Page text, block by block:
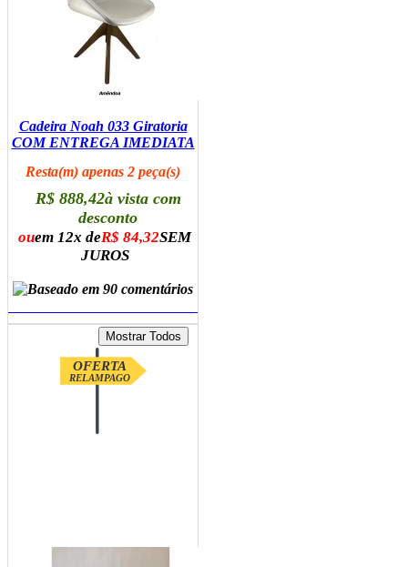
Cadeira Noah 033 Giratoria
COM ENTREGA IMEDIATA
Resta(m) apenas 2 peça(s)
R$ 888,42à vista com
desconto
ouem 12x deR$ 84,32SEM
JUROS
OFERTA
RELAMPAGO